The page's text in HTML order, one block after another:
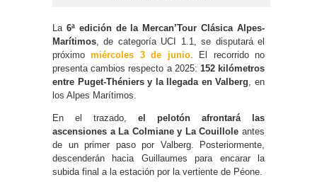
La 6ª edición de la Mercan’Tour Clásica Alpes-
Marítimos , de categoría UCI 1.1, se disputará el
próximomiércoles 3 de junio. El recorrido no
presenta cambios respecto a 2025: 152 kilómetros
entre Puget-Théniers y la llegada en Valberg , en
los Alpes Marítimos.
En el trazado, el pelotón afrontará las
ascensiones a La Colmiane y La Couillole antes
de un primer paso por Valberg. Posteriormente,
descenderán hacia Guillaumes para encarar la
subida final a la estación por la vertiente de Péone.